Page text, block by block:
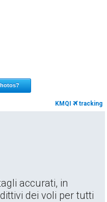
KMQI tracking
accurati, in
dei voli per tutti